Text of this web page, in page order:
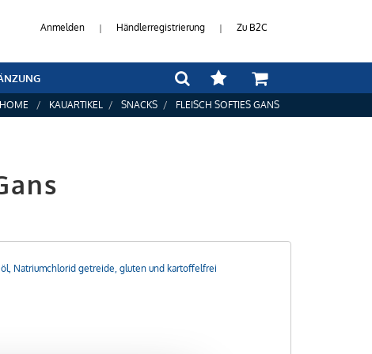
Anmelden | Händlerregistrierung | Zu B2C
HOME KAUARTIKEL SNACKS FLEISCH SOFTIES GANS
Natriumchlorid getreide, gluten und kartoffelfrei